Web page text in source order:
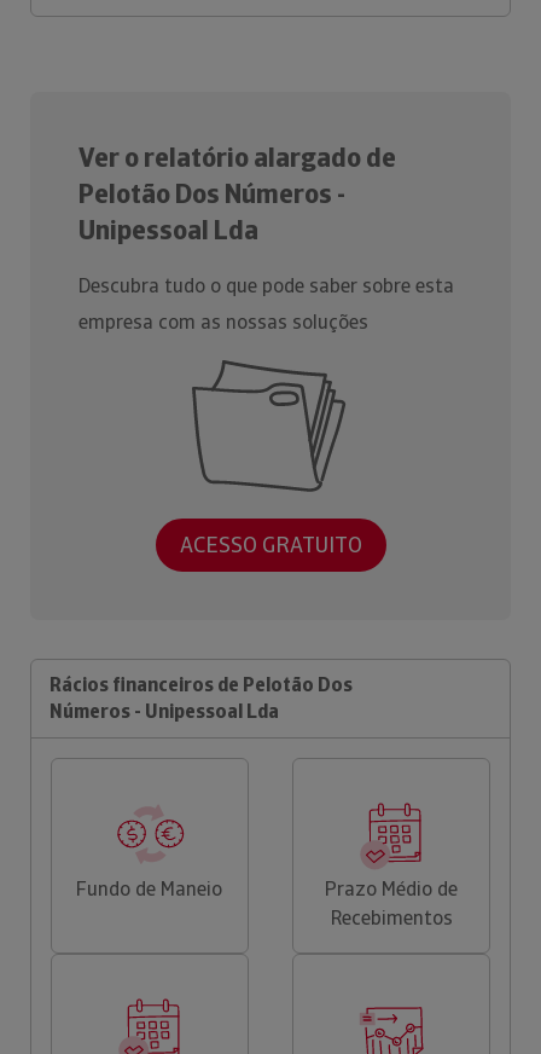
Ver o relatório alargado de
Pelotão Dos Números -
Unipessoal Lda
Descubra tudo o que pode saber sobre esta
empresa com as nossas soluções
ACESSO GRATUITO
Rácios financeiros de Pelotão Dos
Números - Unipessoal Lda
Fundo de Maneio
Prazo Médio de
Recebimentos